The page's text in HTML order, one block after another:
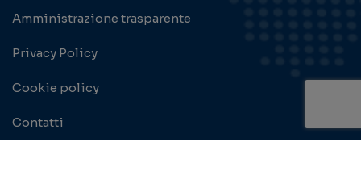
Amministrazione trasparente
Privacy Policy
Cookie policy
Contatti